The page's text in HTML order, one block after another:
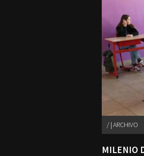
| ARCHIVO
MILENIO